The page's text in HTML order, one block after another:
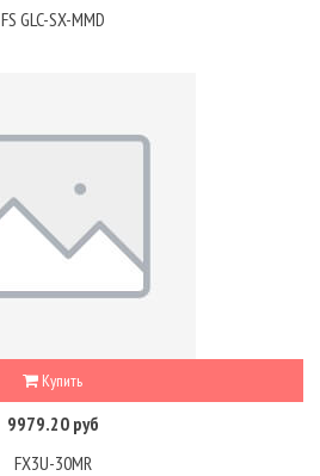
FS GLC-SX-MMD
Купить
9979.20 руб
FX3U-30MR